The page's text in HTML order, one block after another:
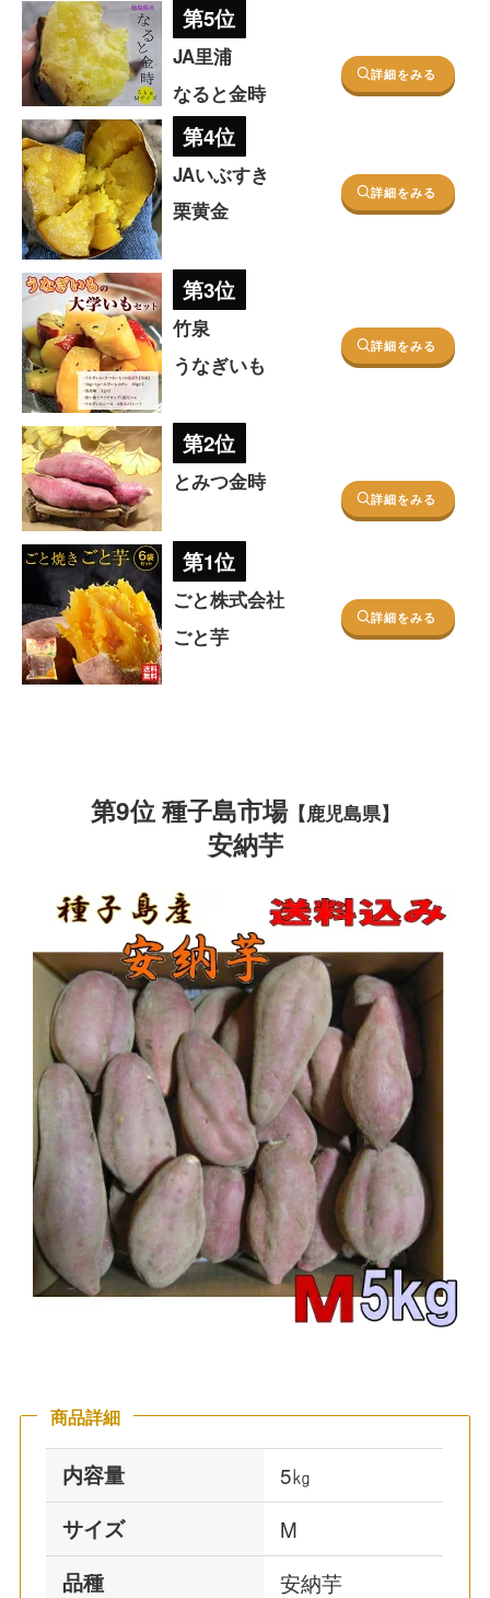
第5位
JA里浦
なると金時
詳細をみる
第4位
JAいぶすき
栗黄金
詳細をみる
第3位
竹泉
うなぎいも
詳細をみる
第2位
とみつ金時
詳細をみる
第1位
ごと株式会社
ごと芋
詳細をみる
第9位 種子島市場【鹿児島県】
安納芋
商品詳細
内容量
5㎏
サイズ
M
品種
安納芋